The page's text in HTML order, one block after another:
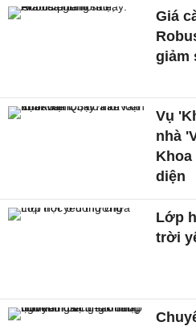
Giá
giảm
Vụ
nhà
diện
Lớp
trời